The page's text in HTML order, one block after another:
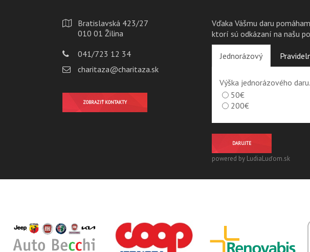
Bratislavská 423/27
010 01 Žilina
041/723 12 34
charitaza@charitaza.sk
ZOBRAZIŤ KONTAKTY
Vďaka Vášmu daru
ktorí sú odkázaní na našu
Jednorázový
Výška jednorázového daru.
50€
200€
DARUJTE
powered by LudiaLuďom.sk